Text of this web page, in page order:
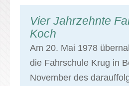
Vier Jahrzehnte
Koch
Am 20. Mai 1978
die Fahrschule Krug in
November des